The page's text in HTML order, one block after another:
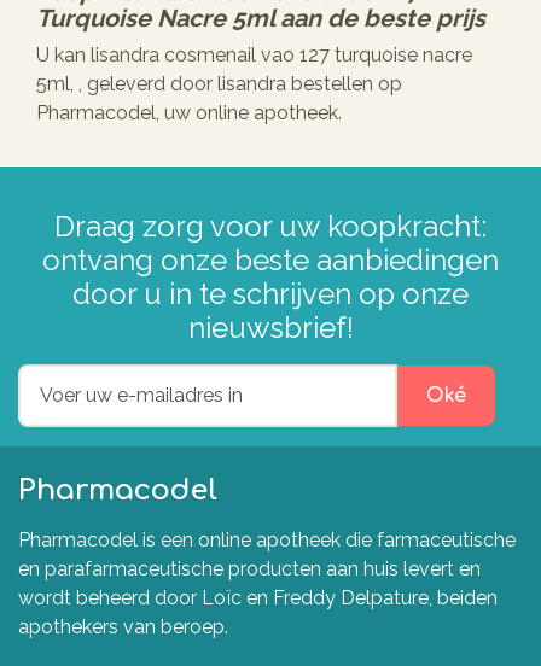
Turquoise Nacre 5mlaan de beste prijs
U kan lisandra cosmenail vao 127 turquoise nacre
5ml, , geleverd door lisandra bestellen op
Pharmacodel, uw online apotheek.
Draag zorg voor uw koopkracht:
ontvang onze beste aanbiedingen
door u in te schrijven op onze
nieuwsbrief!
Oké
Pharmacodel
Pharmacodel is een online apotheek die farmaceutische
en parafarmaceutische producten aan huis levert en
wordt beheerd door Loïc en Freddy Delpature, beiden
apothekers van beroep.